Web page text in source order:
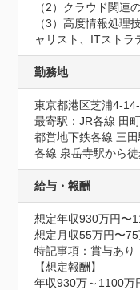
（2）クラウド関連
（3）高度情報処理
ャリスト、ITストラ
勤務地
東京都港区芝浦4-
最寄駅：JR各線 田
都営地下鉄各線 三
各線 泉岳寺駅から
給与・報酬
想定年収930万円〜
想定月収55万円〜75
特記事項：賞与あり
【想定報酬】
年収930万～1100万